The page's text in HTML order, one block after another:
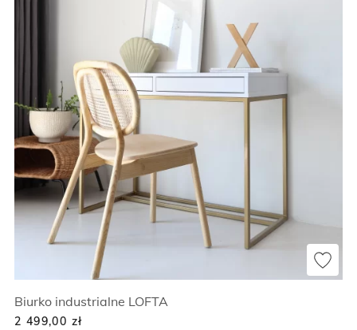
Biurko industrialne LOFTA
2 499,00 zł